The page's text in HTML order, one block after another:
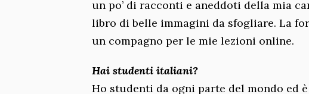
un po’ di racconti e aneddoti della mia
libro di belle immagini da sfogliare. La
un compagno per le mie lezioni online.
Hai studenti italiani?
Ho studenti da ogni parte del mondo ed